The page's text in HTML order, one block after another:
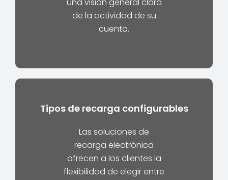
una visión general clara
de la actividad de su
cuenta.
Tipos de recarga configurables
Las soluciones de
recarga electrónica
ofrecen a los clientes la
flexibilidad de elegir entre